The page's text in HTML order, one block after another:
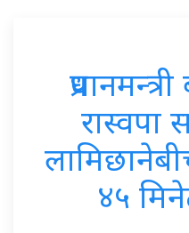
रास्वपा
४५